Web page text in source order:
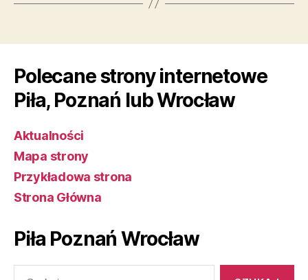
Polecane strony internetowe
Piła, Poznań lub Wrocław
Aktualności
Mapa strony
Przykładowa strona
Strona Główna
Piła Poznań Wrocław